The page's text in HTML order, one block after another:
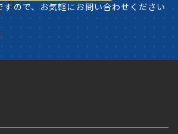
すので、お気軽にお問い合わせください